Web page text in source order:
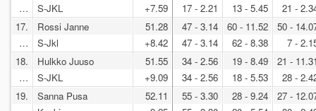
…
S-JKL
+7.59
17 - 2.21
13 - 5.45
21 -
17.
…
Rossi Janne
S-Jkl
51.28
+8.42
47 - 3.14
47 - 3.14
60 - 11.52
62 - 8.38
50 -
7 -
18.
…
Hulkko Juuso
S-JKL
51.55
+9.09
34 - 2.56
34 - 2.56
19 - 8.49
18 - 5.53
21 -
28 -
19.
Sanna Pusa
52.11
55 - 3.30
28 - 9.24
27 -